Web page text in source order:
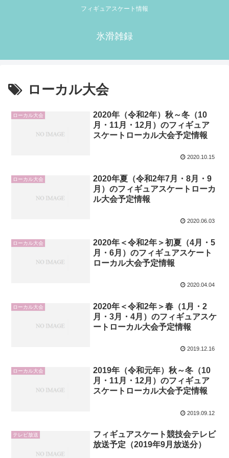
フィギュアスケート情報
氷滑雑録
ローカル大会
ローカル大会
2020年（令和2年）秋～冬（10
月・11月・12月）のフィギュア
スケートローカル大会予定情報
2020.10.15
ローカル大会
2020年夏（令和2年7月・8月・9
月）のフィギュアスケートローカ
ル大会予定情報
2020.06.03
ローカル大会
2020年＜令和2年＞初夏（4月・5
月・6月）のフィギュアスケート
ローカル大会予定情報
2020.04.04
ローカル大会
2020年＜令和2年＞春（1月・2
月・3月・4月）のフィギュアスケ
ートローカル大会予定情報
2019.12.16
ローカル大会
2019年（令和元年）秋～冬（10
月・11月・12月）のフィギュア
スケートローカル大会予定情報
2019.09.12
テレビ放送
フィギュアスケート競技会テレビ
放送予定（2019年9月放送分）